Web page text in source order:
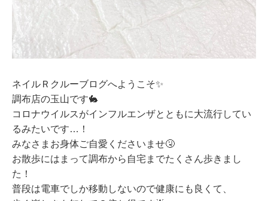
ネイルＲクルーブログへようこそ✨
調布店の玉山です🐇
コロナウイルスがインフルエンザとともに大流行してい
るみたいです…！
みなさまお身体ご自愛くださいませ🤧
お散歩にはまって調布から自宅までたくさん歩きまし
た！
普段は電車でしか移動しないので健康にも良くて、